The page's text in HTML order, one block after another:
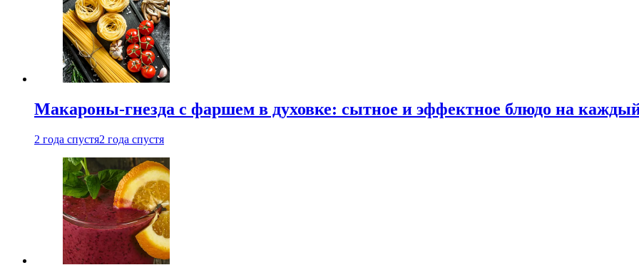
Макароны-гнезда с фаршем в духовке: сытное и эффектное блюдо на
2 года спустя2 года спустя